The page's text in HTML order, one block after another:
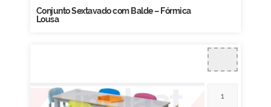
Conjunto Sextavado com Balde – Fórmica
Lousa